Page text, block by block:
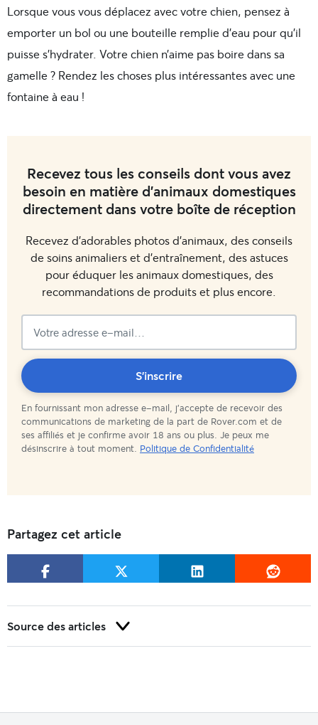
Lorsque vous vous déplacez avec votre chien, pensez à
emporter un bol ou une bouteille remplie d’eau pour qu’il
puisse s’hydrater. Votre chien n’aime pas boire dans sa
gamelle ? Rendez les choses plus intéressantes avec une
fontaine à eau !
Recevez tous les conseils dont vous avez
besoin en matière d'animaux domestiques
directement dans votre boîte de réception
Recevez d'adorables photos d'animaux, des conseils
de soins animaliers et d'entraînement, des astuces
pour éduquer les animaux domestiques, des
recommandations de produits et plus encore.
En fournissant mon adresse e-mail, j'accepte de recevoir des
communications de marketing de la part de Rover.com et de
ses affiliés et je confirme avoir 18 ans ou plus. Je peux me
désinscrire à tout moment. Politique de Confidentialité
S'inscrire
Vous
êtes
abonné(e)
Partagez cet article
Source des articles